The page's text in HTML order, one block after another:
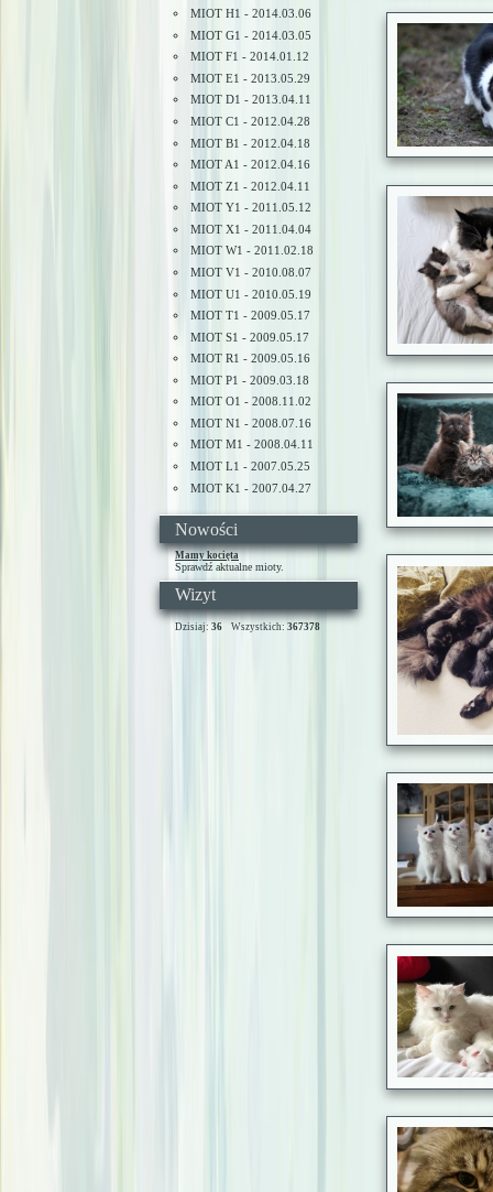
MIOT H1 - 2014.03.06
MIOT G1 - 2014.03.05
MIOT F1 - 2014.01.12
MIOT E1 - 2013.05.29
MIOT D1 - 2013.04.11
MIOT C1 - 2012.04.28
MIOT B1 - 2012.04.18
MIOT A1 - 2012.04.16
MIOT Z1 - 2012.04.11
MIOT Y1 - 2011.05.12
MIOT X1 - 2011.04.04
MIOT W1 - 2011.02.18
MIOT V1 - 2010.08.07
MIOT U1 - 2010.05.19
MIOT T1 - 2009.05.17
MIOT S1 - 2009.05.17
MIOT R1 - 2009.05.16
MIOT P1 - 2009.03.18
MIOT O1 - 2008.11.02
MIOT N1 - 2008.07.16
MIOT M1 - 2008.04.11
MIOT L1 - 2007.05.25
MIOT K1 - 2007.04.27
Nowości
Mamy kocięta
Sprawdź aktualne mioty.
Wizyt
Dzisiaj: 36 Wszystkich: 367378